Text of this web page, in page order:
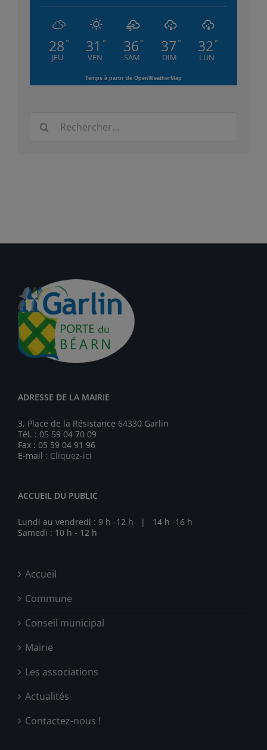
28 °
JEU
31 °
VEN
36 °
SAM
37 °
DIM
32 °
LUN
Temps à partir de OpenWeatherMap
ADRESSE DE LA MAIRIE
3, Place de la Résistance 64330 Garlin
Tél. : 05 59 04 70 09
Fax : 05 59 04 91 96
E-mail : Cliquez-ici
ACCUEIL DU PUBLIC
Lundi au vendredi : 9 h -12 h | 14 h -16 h
Samedi : 10 h - 12 h
Accueil
Commune
Conseil municipal
Mairie
Les associations
Actualités
Contactez-nous !